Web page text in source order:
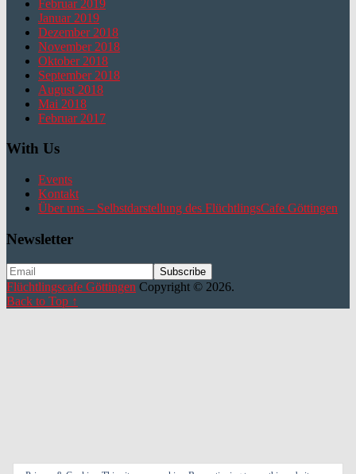
Februar 2019
Januar 2019
Dezember 2018
November 2018
Oktober 2018
September 2018
August 2018
Mai 2018
Februar 2017
With Us
Events
Kontakt
Über uns – Selbstdarstellung des FlüchtlingsCafe Göttingen
Newsletter
Flüchtlingscafe Göttingen Copyright © 2026.
Back to Top ↑